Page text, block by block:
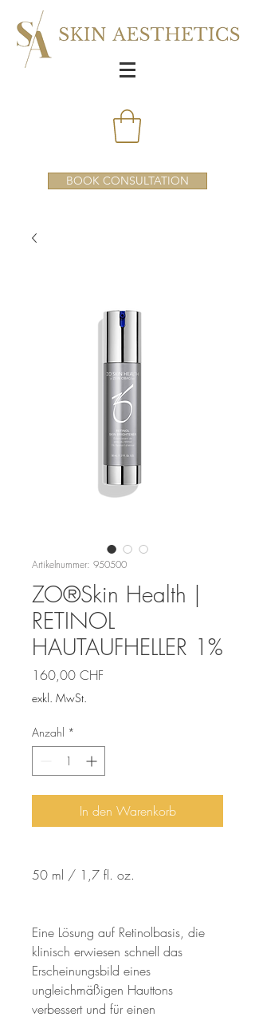
BOOK CONSULTATION
Artikelnummer: 950500
ZO®Skin Health |
RETINOL
HAUTAUFHELLER 1%
160,00 CHF
exkl. MwSt.
Anzahl *
In den Warenkorb
50 ml / 1,7 fl. oz.
Eine Lösung auf Retinolbasis, die
klinisch erwiesen schnell das
Erscheinungsbild eines
ungleichmäßigen Hauttons
verbessert und für einen